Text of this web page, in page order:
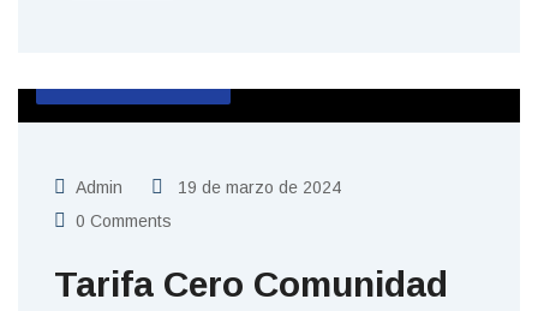
Admin
19 de marzo de 2024
0 Comments
Tarifa Cero Comunidad